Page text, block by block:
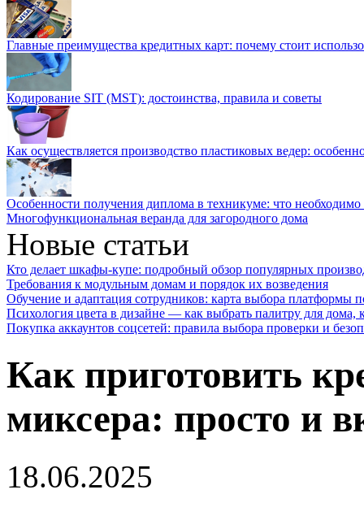
Главные преимущества кредитных карт: почему стоит
Кодирование SIT (MST): достоинства, правила и советы
Как осуществляется производство пластиковых ведер:
Особенности получения диплома в техникуме: что необходимо
Многофункциональная веранда для загородного дома
Новые статьи
Кто делает шкафы-купе: подробный обзор популярных
Требования к модульным домам и порядок их возведения
Обучение и адаптация сотрудников: карта выбора платформы
Психология цвета в дизайне — как выбрать палитру для дома,
Покупка аккаунтов соцсетей: правила выбора проверки и
Как приготовить
миксера: просто и
18.06.2025